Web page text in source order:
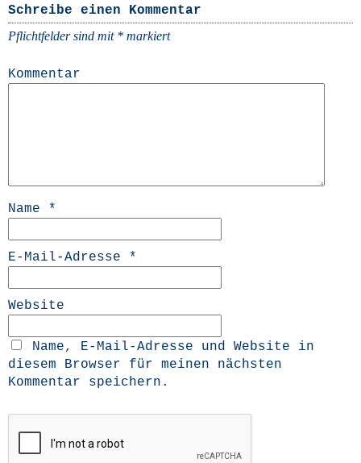
Schreibe einen Kommentar
Pflichtfelder sind mit * markiert
Kommentar
Name *
E-Mail-Adresse *
Website
Name, E-Mail-Adresse und Website in
diesem Browser für meinen nächsten
Kommentar speichern.